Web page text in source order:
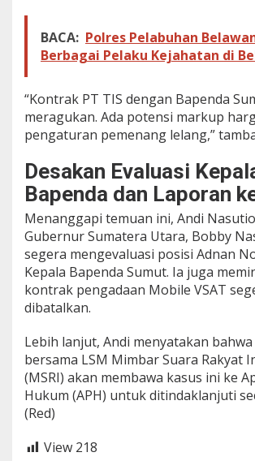
BACA: Polres Pelabuhan
Berbagai Pelaku Kejahatan di
“Kontrak PT TIS dengan Bapenda
meragukan. Ada potensi markup
pengaturan pemenang lelang,”
Desakan Evaluasi
Bapenda dan Laporan
Menanggapi temuan ini, Andi
Gubernur Sumatera Utara, Bobby
segera mengevaluasi posisi Adnan
Kepala Bapenda Sumut. Ia juga
kontrak pengadaan Mobile VSAT
dibatalkan.
Lebih lanjut, Andi menyatakan
bersama LSM Mimbar Suara Rakyat
(MSRI) akan membawa kasus ini ke
Hukum (APH) untuk ditindaklanjuti
(Red)
View 218